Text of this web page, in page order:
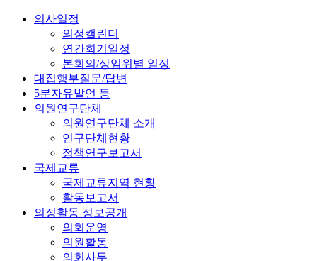
의사일정
의정캘린더
연간회기일정
본회의/상임위별 일정
대집행부질문/답변
5분자유발언 등
의원연구단체
의원연구단체 소개
연구단체현황
정책연구보고서
국제교류
국제교류지역 현황
활동보고서
의정활동 정보공개
의회운영
의원활동
의회사무